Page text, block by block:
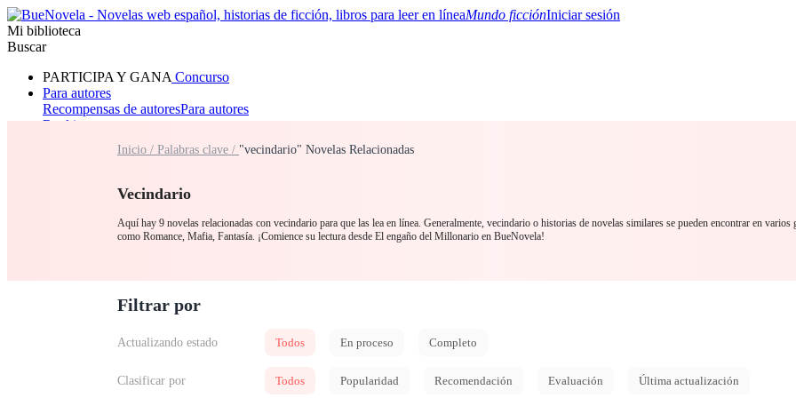
Mundo ficciónIniciar sesión
Mi biblioteca
Buscar
PARTICIPA Y GANA Concurso
Para autores
Recompensas de autoresPara autores
Ranking
RomanceHombre lobo
Inicio / Palabras clave / "vecindario" Novelas Relacionadas
Vecindario
Aquí hay 9 novelas relacionadas con vecindario para que las lea en línea. Generalmente, vecindario o historias de novelas similares se pueden encontrar en varios
como Romance, Mafia, Fantasía. ¡Comience su lectura desde El engaño del Millonario en BueNovela!
Filtrar por
Actualizando estado Todos En proceso Completo
Clasificar por Todos Popularidad Recomendación Evaluación Última actualización